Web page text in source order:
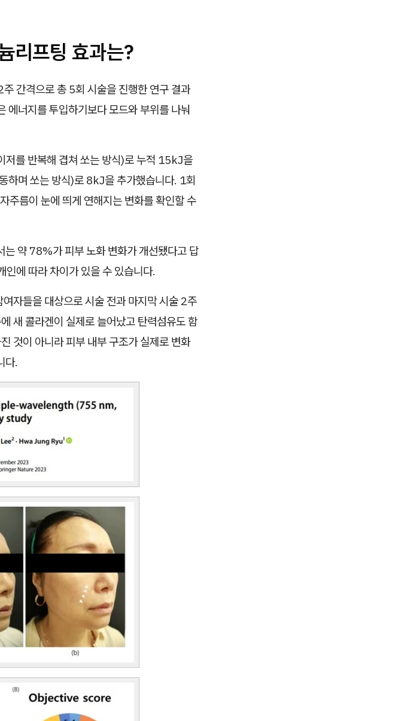
리프팅 효과는?
간격으로 총 5회 시술을 진행한 연구 결과
에너지를 투입하기보다 모드와 부위를 나눠
를 반복해 겹쳐 쏘는 방식)로 누적 15kJ을
하며 쏘는 방식)로 8kJ을 추가했습니다. 1회
주름이 눈에 띄게 연해지는 변화를 확인할 수
약 78%가 피부 노화 변화가 개선됐다고 답
에 따라 차이가 있을 수 있습니다.
자들을 대상으로 시술 전과 마지막 시술 2주
새 콜라겐이 실제로 늘어났고 탄력섬유도 함
것이 아니라 피부 내부 구조가 실제로 변화
다.